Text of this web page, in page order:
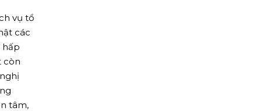
vụ tổ
các
hấp
còn
tâm,